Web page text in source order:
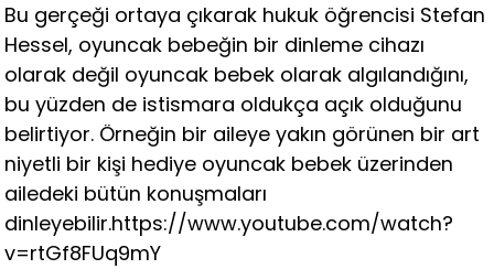
Bu gerçeği ortaya çıkarak hukuk öğrencisi Stefan
Hessel, oyuncak bebeğin bir dinleme cihazı
olarak değil oyuncak bebek olarak algılandığını,
bu yüzden de istismara oldukça açık olduğunu
belirtiyor. Örneğin bir aileye yakın görünen bir art
niyetli bir kişi hediye oyuncak bebek üzerinden
ailedeki bütün konuşmaları
dinleyebilir.https://www.youtube.com/watch?
v=rtGf8FUq9mY